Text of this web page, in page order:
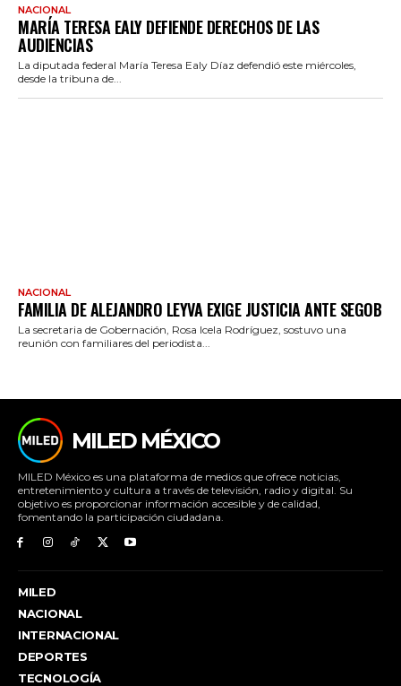
NACIONAL
MARÍA TERESA EALY DEFIENDE DERECHOS DE LAS
AUDIENCIAS
La diputada federal María Teresa Ealy Díaz defendió este miércoles,
desde la tribuna de...
NACIONAL
FAMILIA DE ALEJANDRO LEYVA EXIGE JUSTICIA ANTE SEGOB
La secretaria de Gobernación, Rosa Icela Rodríguez, sostuvo una
reunión con familiares del periodista...
MILED MÉXICO
MILED México es una plataforma de medios que ofrece noticias,
entretenimiento y cultura a través de televisión, radio y digital. Su
objetivo es proporcionar información accesible y de calidad,
fomentando la participación ciudadana.
MILED
NACIONAL
INTERNACIONAL
DEPORTES
TECNOLOGÍA